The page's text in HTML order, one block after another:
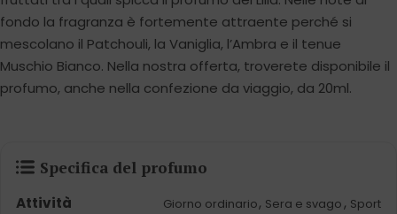
fondo la fragranza è fortemente attraente perché si
mescolano il Patchouli, la Vaniglia, l’Ambra e il tenue
Muschio Bianco. Nella nostra offerta, troverete disponibile il
profumo, anche nella confezione da viaggio, da 20ml.
Specifica del profumo
Attività Giorno ordinario, Sera e svago , Sport